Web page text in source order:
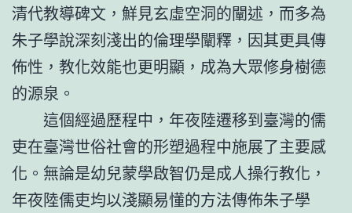
清代教導碑文，鮮見玄虛空洞的闡述，而多為
朱子學說深刻淺出的倫理學闡釋，因其更具傳
佈性，教化效能也更明顯，成為大眾修身樹德
的源泉。
這個經過歷程中，年夜陸遷移到臺灣的儒
吏在臺灣世俗社會的形塑過程中施展了主要感
化。無論是幼兒蒙學啟智仍是成人操行教化，
年夜陸儒吏均以淺顯易懂的方法傳佈朱子學